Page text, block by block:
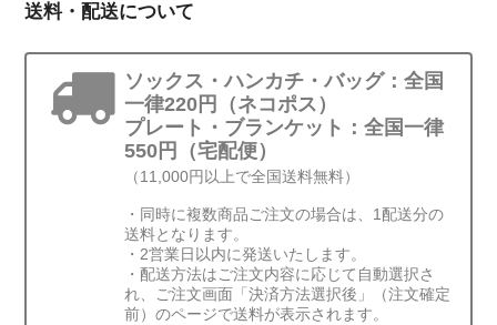
送料・配送について
ソックス・ハンカチ・バッグ：全国
一律220円（ネコポス）
プレート・ブランケット：全国一律
550円（宅配便）
（11,000円以上で全国送料無料）
・同時に複数商品ご注文の場合は、1配送分の
送料となります。
・2営業日以内に発送いたします。
・配送方法はご注文内容に応じて自動選択さ
れ、ご注文画面「決済方法選択後」（注文確定
前）のページで送料が表示されます。